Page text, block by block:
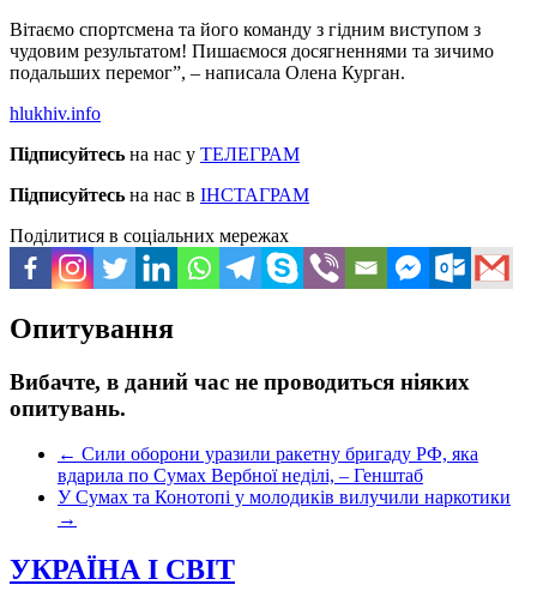
Вітаємо спортсмена та його команду з гідним виступом з
чудовим результатом! Пишаємося досягненнями та зичимо
подальших перемог”, – написала Олена Курган.
hlukhiv.info
Підписуйтесь на нас у ТЕЛЕГРАМ
Підписуйтесь на нас в ІНСТАГРАМ
Поділитися в соціальних мережах
Опитування
Вибачте, в даний час не проводиться ніяких
опитувань.
← Сили оборони уразили ракетну бригаду РФ, яка
вдарила по Сумах Вербної неділі, – Генштаб
У Сумах та Конотопі у молодиків вилучили наркотики
→
УКРАЇНА І СВІТ